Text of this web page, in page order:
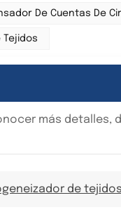
De Cuentas De
Tejidos
más detalles,
de tejidos